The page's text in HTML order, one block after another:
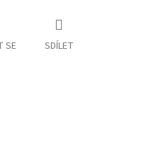
SE SDÍLET